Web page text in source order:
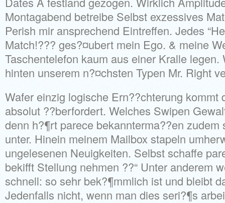
Montagabend betreibe Selbst exzessives
Perish mir ansprechend Eintreffen. Jedes
Match!??? ges?¤ubert mein Ego. & meine
Taschentelefon kaum aus einer Kralle
hinten unserem n?¤chsten Typen Mr. Right
Wafer einzig logische Ern??chterung kommt
absolut ??berfordert. Welches Swipen
denn h?¶rt parece bekannterma??en
unter. Hinein meinem Mailbox stapeln
ungelesenen Neuigkeiten. Selbst schaffe
bekifft Stellung nehmen ??“ Unter anderem
schnell: so sehr bek?¶mmlich ist und bleibt
Jedenfalls nicht, wenn man dies seri?¶s